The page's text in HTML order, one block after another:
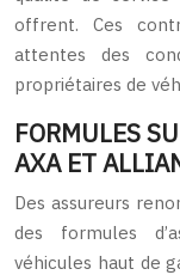
offrent. Ces
attentes des
propriétaires de
FORMULES
AXA ET
Des assureurs
des formules
véhicules haut de